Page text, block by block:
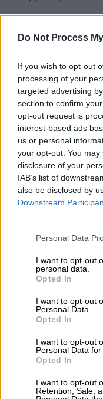
Do Not Process
If you wish to opt-out
processing of your
targeted advertising
section to confirm
opt-out request is
interest-based ads
us or personal
your opt-out. You
disclosure of your
IAB’s list of
also be disclosed by
Downstream
Please note that this
not limited to your
grant or deny
use your data for
consent section.
Personal Data
I want to opt-out
personal data.
Opted In
I want to opt-out
Personal Data.
Opted In
I want to opt-out
Personal Data for
Opted In
I want to opt-out
Retention, Sale,
Και ερχόμαστε
ουσιαστικό.
ατμόσφαιρα η
είναι δάκρυ να
ζήσουμε αυτό
ζωή μας, να
κοινωνούμε και
Κοινωνία, αλλά
που όρισαν τα
κάνουν με χαρά,
γίνει για να μην
η ώρα που μας
ερωτήματα. Το
η Θεία κοινωνία.
Μπροστά μας
Είναι το θέμα
Θείας
πρώτο για εμάς,
έκπτωση, γιατί
Ευχαριστία. Και
για να ζήσουμε.
Πολιτεία, γιατί